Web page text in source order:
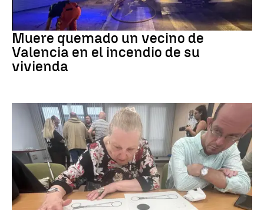
INCENDIO
Muere quemado un vecino de
Valencia en el incendio de su
vivienda